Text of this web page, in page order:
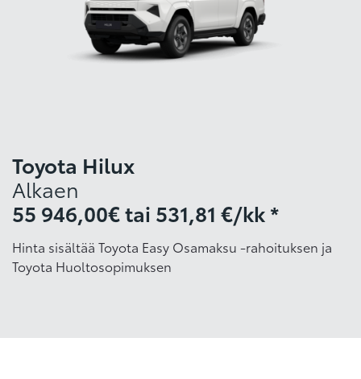
Toyota Hilux
Alkaen
55 946,00€tai 531,81 €/kk *
Hinta sisältää Toyota Easy Osamaksu -rahoituksen ja
Toyota Huoltosopimuksen